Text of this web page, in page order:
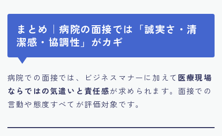
まとめ｜病院の面接では「誠実さ・清
潔感・協調性」がカギ
病院での面接では、ビジネスマナーに加えて 医療現場
ならではの気遣いと責任感が求められます。面接での
言動や態度すべてが評価対象です。